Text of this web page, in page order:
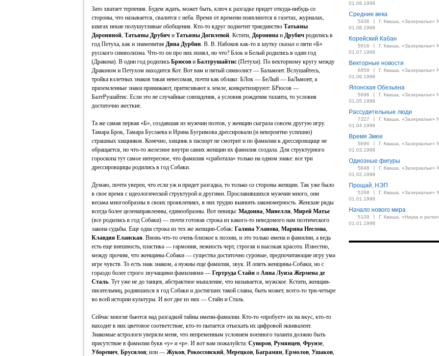
Зато хватает терпения. Будем ждать, может быть, ключ к разгадке придет откуда-нибудь со
стороны, что называется, свалится с неба. Время от времени появляются в газетах, журналах,
книгах некие полушутливые обобщения. Кто-то вдруг подметит триединство Татьяны
Дорониной, Татьяны Друбич и Татьяны Догилевой. Кстати, Доронина и Друбич родились в
год Петуха, как и знаменитая Дина Дурбин. В. В. Набоков как-то в шутку сказал о пяти «Б»
русского символизма. Что-то он про них понял, но что? Блок и Белый родились в один год
(Дракона). В один год родились Брюсов и Балтрушайтис (Петухи). По векторному кругу между
Драконом и Петухом находится Кот. Вот вам и пятый символист — Бальмонт. Вслушайтесь,
тройка взлетных знаков такая невесомая, почти как облако: БЛок — БеЛый — БаЛьмонт, а
приземленные знаки принижают, притягивают к земле, конкретизируют: БРюсов —
БалтРушайтис. Если это не случайные совпадения, а условия рождения таланта, то условия
достаточно жесткие.
Та же самая первая «Б», создавшая из мужчин поэтов, у женщин сыграла совсем другую игру.
Тамара Брок, Тамара Буслаева и Ирина Бугримова дрессировали (и невероятно успешно)
страшных хищников. Конечно, хищник в паспорт не смотрит и по фамилии к дрессировщице не
обращается, но что-то железное внутри самих женщин их фамилия создала. Для структурного
гороскопа тут самое интересное, что фамилия «сработала» только на одном знаке: все три
дрессировщицы родились в год Собаки.
Думаю, почти уверен, что если уж и придет разгадка, то только со стороны женщин. Так уже было
в свое время с идеологической структурой и другими. Прославившихся мужчин много, они
весьма многообразны в своих проявлениях, в них трудно выявить закономерность. Женские ряды
всегда более целенаправленны, единообразны. Вот певицы: Мадонна, Минелли, Мирей Матье
(все родились в год Собаки) — почти готовая строка из какого-то неведомого нам поэтического
закона судьбы. Еще одна строка из тех же женщин-Собак: Галина Уланова, Марина Неелова,
Клавдия Еланская. Вновь что-то очень близкое к поэзии, и это только имена и фамилии, а ведь
есть еще внешность, пластика — гармония, нежность черт, строгая и высокая красота. Известно,
между прочим, что женщины-Собаки — существа достаточно суровые, предпочитающие игру ума
игре чувств. То есть знак знаком, а нужны еще фамилия, звук. И опять женщины-Собаки, но с
гораздо более строго звучащими фамилиями — Гертруда Стайн и Анна Луиза Жермена де
Сталь. Тут уже не до танцев, абстрактное мышление, что называется, мужское. Кстати, женщин-
писательниц, родившихся в год Собаки и достигших такой славы, быть может, всего-то три-четыре
во всей истории культуры. И вот две из них — Стайн и Сталь.
Сейчас многие бьются над разгадкой тайны имени-фамилии. Кто-то «пробует» их на вкус, кто-то
находит в них цветовое соответствие, кто-то пытается отыскать их цифровой эквивалент.
Знакомые астрологи уверяли меня, что непременным условием военного таланта должно быть
присутствие в фамилии букв «у» и «р». И вот вам пожалуйста: Суворов, Румянцев, Фрунзе,
Уборевич, Брусилов; или — Жуков, Рокоссовский, Мерецков, Баграмян, Ермолов, Ушаков,
01.09.1998
Средние века
5436 |
Г. Кваша, «Зазеркалье»
01.08.1998
Корейский Кабан
5616 |
Г. Кваша, «Зазеркалье»
01.07.1998
Векторные новости
6859 |
Г. Кваша, «Зазеркалье»
01.06.1998
Японская Обезьяна
5696 |
Г. Кваша, «Зазеркалье»
01.05.1998
Рассудительные люди
7327 |
Г. Кваша, «Зазеркалье»
01.04.1998
Время Змеи
5696 |
Г. Кваша, «Зазеркалье»
01.03.1998
Одиозные фигуры
5848 |
Г. Кваша, «Зазеркалье»
01.02.1998
Прощай, НЭП
5268 |
Г. Кваша, «Зазеркалье»
01.01.1998
Начало нового мира
5109 |
Г. Кваша, «Наука и
01.01.1998